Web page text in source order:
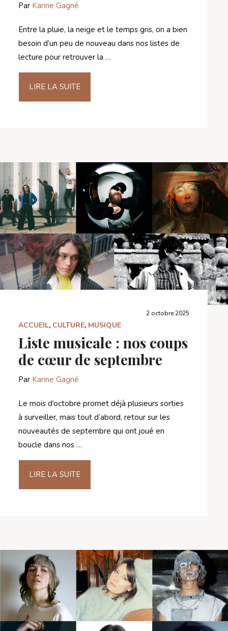
Par Karine Gagné
Entre la pluie, la neige et le temps gris, on a bien
besoin d’un peu de nouveau dans nos listes de
lecture pour retrouver la …
LIRE LA SUITE
2 octobre 2025
ACCUEIL, CULTURE, MUSIQUE
Liste musicale : nos coups
de cœur de septembre
Par Karine Gagné
Le mois d’octobre promet déjà plusieurs sorties
à surveiller, mais tout d’abord, retour sur les
nouveautés de septembre qui ont joué en
boucle dans nos …
LIRE LA SUITE